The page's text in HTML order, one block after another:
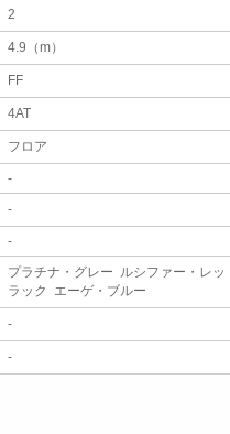
2
4.9（m）
FF
4AT
フロア
-
-
-
プラチナ・グレー ルシファー・レ
ラック エーゲ・ブルー
-
-